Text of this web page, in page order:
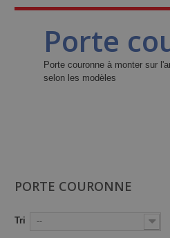
Porte
Porte couronne à monter sur
selon les modèles
PORTE COURONNE
Tri --